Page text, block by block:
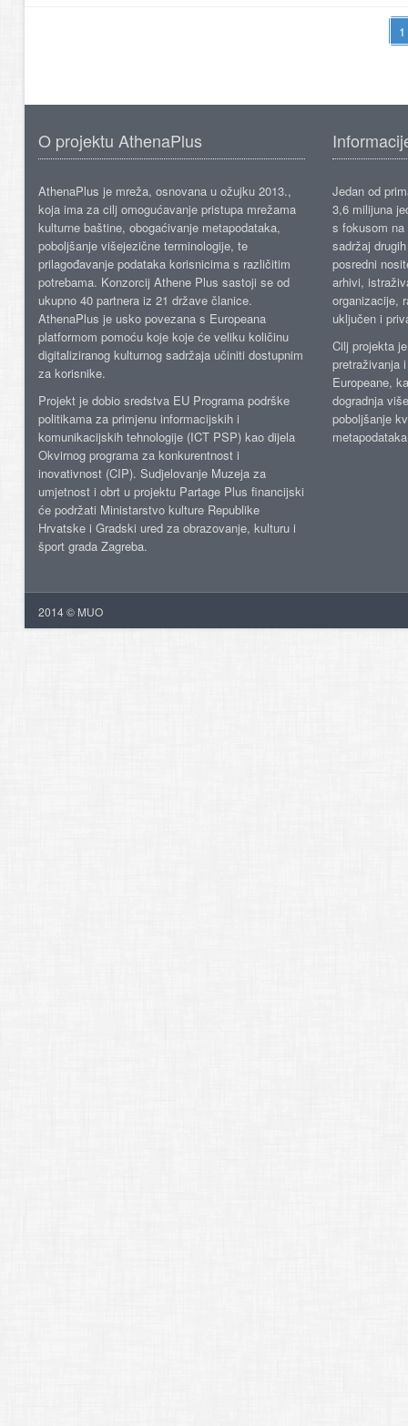
O projektu AthenaPlus
AthenaPlus je mreža, osnovana u ožujku 2013.,
koja ima za cilj omogućavanje pristupa mrežama
kulturne baštine, obogaćivanje metapodataka,
poboljšanje višejezične terminologije, te
prilagođavanje podataka korisnicima s različitim
potrebama. Konzorcij Athene Plus sastoji se od
ukupno 40 partnera iz 21 države članice.
AthenaPlus je usko povezana s Europeana
platformom pomoću koje koje će veliku količinu
digitaliziranog kulturnog sadržaja učiniti dostupnim
za korisnike.
Projekt je dobio sredstva EU Programa podrške
politikama za primjenu informacijskih i
komunikacijskih tehnologije (ICT PSP) kao dijela
Okvirnog programa za konkurentnost i
inovativnost (CIP). Sudjelovanje Muzeja za
umjetnost i obrt u projektu Partage Plus financijski
će podržati Ministarstvo kulture Republike
Hrvatske i Gradski ured za obrazovanje, kulturu i
šport grada Zagreba.
Jedan od
3,6 milijuna
s fokusom
sadržaj
posredni
arhivi,
organizacije,
uključen i
Cilj projekta
pretraživanja
Europeane,
dogradnja
poboljšanje
2014 © MUO